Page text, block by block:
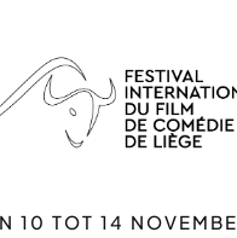
10 TOT 14